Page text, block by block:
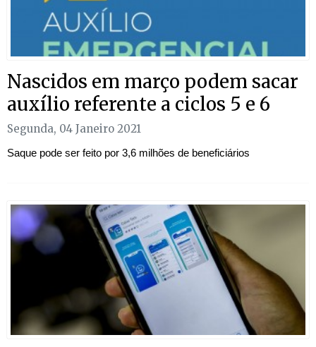
Nascidos em março podem sacar
auxílio referente a ciclos 5 e 6
Segunda, 04 Janeiro 2021
Saque pode ser feito por 3,6 milhões de beneficiários